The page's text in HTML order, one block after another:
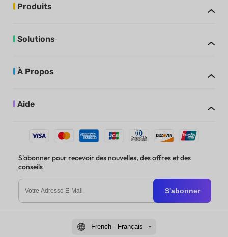
Produits
Solutions
À Propos
Aide
S'abonner pour recevoir des nouvelles, des offres et des
conseils
S'abonner
French - Français